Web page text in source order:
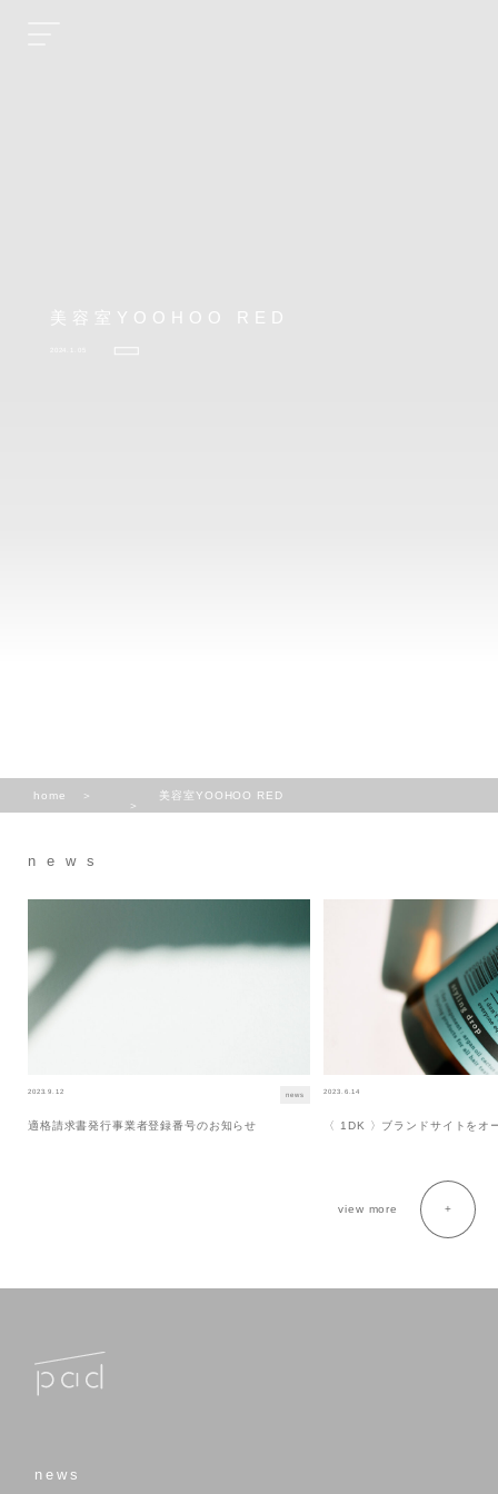
美容室YOOHOO RED
home 美容室YOOHOO RED
news
2023.9.12 news
適格請求書発行事業者登録番号のお知らせ
2023.6.14
〈 1DK 〉ブランドサイトをオ
view more
news